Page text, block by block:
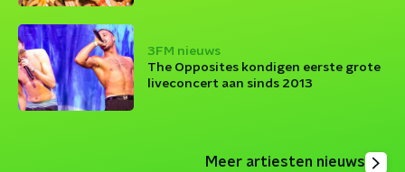
3FM nieuws
The Opposites kondigen eerste grote
liveconcert aan sinds 2013
Meer artiesten nieuws